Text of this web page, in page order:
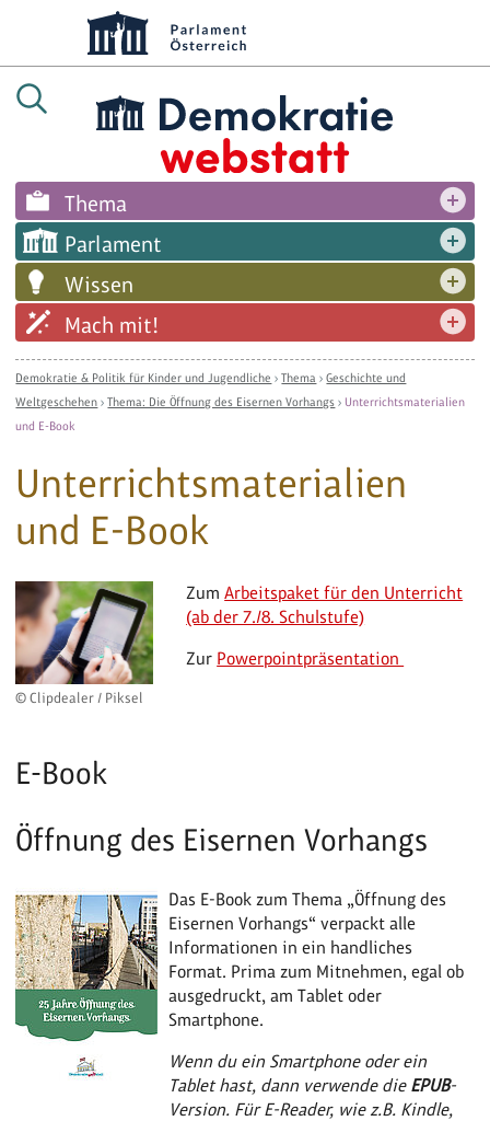
Thema
Parlament
Wissen
Mach mit!
Demokratie & Politik für Kinder und Jugendliche ›Thema ›Geschichte und
Weltgeschehen ›Thema: Die Öffnung des Eisernen Vorhangs › Unterrichtsmaterialien
und E-Book
Unterrichtsmaterialien
und E-Book
© Clipdealer / Piksel
ZumArbeitspaket für den Unterricht
(ab der 7./8. Schulstufe)
Zur Powerpointpräsentation
E-Book
Öffnung des Eisernen Vorhangs
Das E-Book zum Thema „Öffnung des
Eisernen Vorhangs“ verpackt alle
Informationen in ein handliches
Format. Prima zum Mitnehmen, egal ob
ausgedruckt, am Tablet oder
Smartphone.
Wenn du ein Smartphone oder ein
Tablet hast, dann verwende die EPUB-
Version. Für E-Reader, wie z.B. Kindle,